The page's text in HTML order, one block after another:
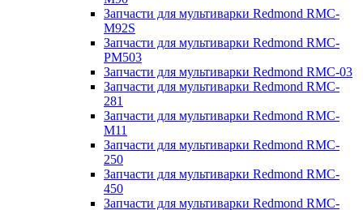
Запчасти для мультиварки Redmond RMC-
M92S
Запчасти для мультиварки Redmond RMC-
PM503
Запчасти для мультиварки Redmond RMC-03
Запчасти для мультиварки Redmond RMC-
281
Запчасти для мультиварки Redmond RMC-
M11
Запчасти для мультиварки Redmond RMC-
250
Запчасти для мультиварки Redmond RMC-
450
Запчасти для мультиварки Redmond RMC-